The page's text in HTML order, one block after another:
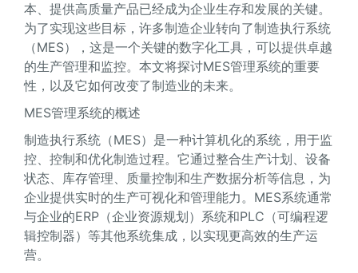
本、提供高质量产品已经成为企业生存和发展的关键。
为了实现这些目标，许多制造企业转向了制造执行系统
（MES），这是一个关键的数字化工具，可以提供卓越
的生产管理和监控。本文将探讨MES管理系统的重要
性，以及它如何改变了制造业的未来。
MES管理系统的概述
制造执行系统（MES）是一种计算机化的系统，用于监
控、控制和优化制造过程。它通过整合生产计划、设备
状态、库存管理、质量控制和生产数据分析等信息，为
企业提供实时的生产可视化和管理能力。MES系统通常
与企业的ERP（企业资源规划）系统和PLC（可编程逻
辑控制器）等其他系统集成，以实现更高效的生产运
营。